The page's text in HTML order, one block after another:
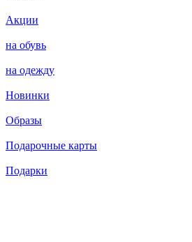
Акции
на обувь
на одежду
Новинки
Образы
Подарочные карты
Подарки